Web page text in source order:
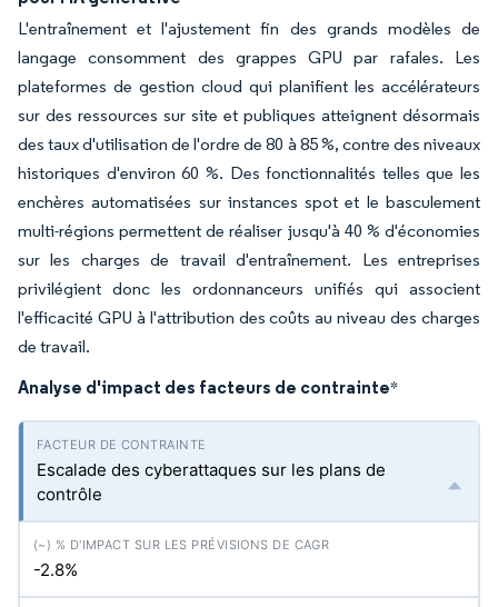
L'entraînement et l'ajustement fin des grands modèles de
langage consomment des grappes GPU par rafales. Les
plateformes de gestion cloud qui planifient les accélérateurs
sur des ressources sur site et publiques atteignent désormais
des taux d'utilisation de l'ordre de 80 à 85 %, contre des niveaux
historiques d'environ 60 %. Des fonctionnalités telles que les
enchères automatisées sur instances spot et le basculement
multi-régions permettent de réaliser jusqu'à 40 % d'économies
sur les charges de travail d'entraînement. Les entreprises
privilégient donc les ordonnanceurs unifiés qui associent
l'efficacité GPU à l'attribution des coûts au niveau des charges
de travail.
Analyse d'impact des facteurs de contrainte*
Escalade des cyberattaques sur les plans de
contrôle
-2.8%